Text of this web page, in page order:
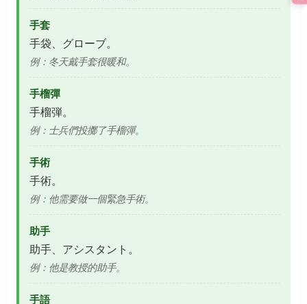
手套
手袋、グローブ。
例：冬天戴手套很暖和。
手榴彈
手榴弾。
例：士兵們投擲了手榴彈。
手術
手術。
例：他需要做一個緊急手術。
助手
助手、アシスタント。
例：他是教授的助手。
手語